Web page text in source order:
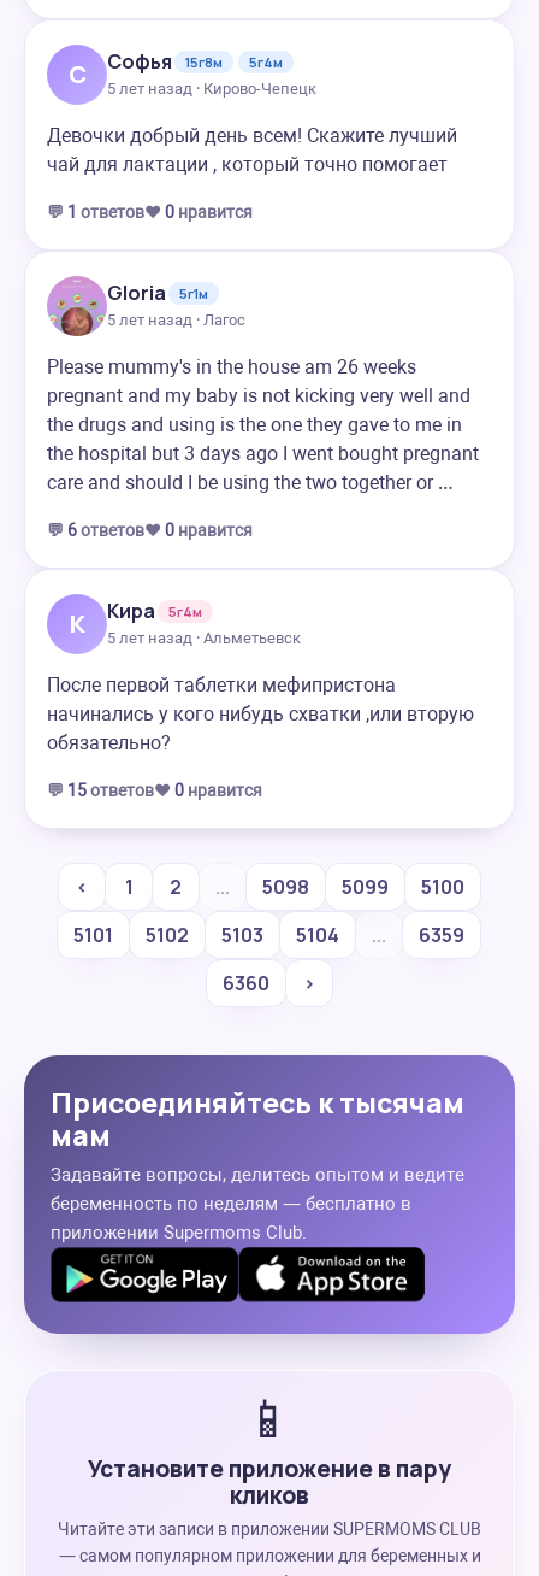
С Софья 15г8м
5г4м
5 лет назад · Кирово-Чепецк
Девочки добрый день всем! Скажите лучший
чай для лактации , который точно помогает
💬 1 ответов❤️ 0 нравится
Gloria
5г1м
5 лет назад · Лагос
Please mummy's in the house am 26 weeks
pregnant and my baby is not kicking very well and
the drugs and using is the one they gave to me in
the hospital but 3 days ago I went bought pregnant
care and should I be using the two together or …
💬 6ответов❤️ 0 нравится
К Кира
5г4м
5 лет назад · Альметьевск
После первой таблетки мефипристона
начинались у кого нибудь схватки ,или вторую
обязательно?
💬 15ответов❤️ 0 нравится
‹ 1 2 ... 5098 5099
5100
5101
5102 5103 5104 ...
6359
6360
›
Присоединяйтесь к тысячам
мам
Задавайте вопросы, делитесь опытом и ведите
беременность по неделям — бесплатно в
приложении Supermoms Club.
📱
Установите приложение в пару
кликов
Читайте эти записи в приложении SUPERMOMS CLUB
— самом популярном приложении для беременных и